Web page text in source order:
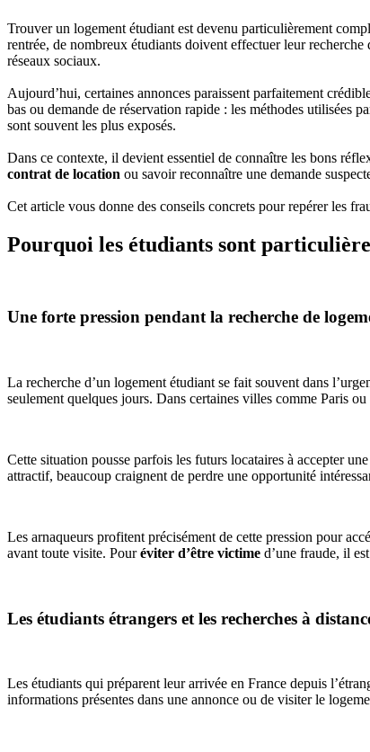
Trouver un logement étudiant est devenu particulièrement
rentrée, de nombreux étudiants doivent effectuer leur
réseaux sociaux.
Aujourd’hui, certaines annonces paraissent parfaitement
bas ou demande de réservation rapide : les méthodes utilisées
sont souvent les plus exposés.
Dans ce contexte, il devient essentiel de connaître les bons
contrat de location ou savoir reconnaître une demande
Cet article vous donne des conseils concrets pour repérer les
Pourquoi les étudiants sont
Une forte pression pendant la recherche de
La recherche d’un logement étudiant se fait souvent dans
seulement quelques jours. Dans certaines villes comme Paris
Cette situation pousse parfois les futurs locataires à accepter
attractif, beaucoup craignent de perdre une opportunité
Les arnaqueurs profitent précisément de cette pression pour
avant toute visite. Pouréviter d’être victime d’une fraude, il
Les étudiants étrangers et les recherches à
Les étudiants qui préparent leur arrivée en France depuis
informations présentes dans une annonce ou de visiter le